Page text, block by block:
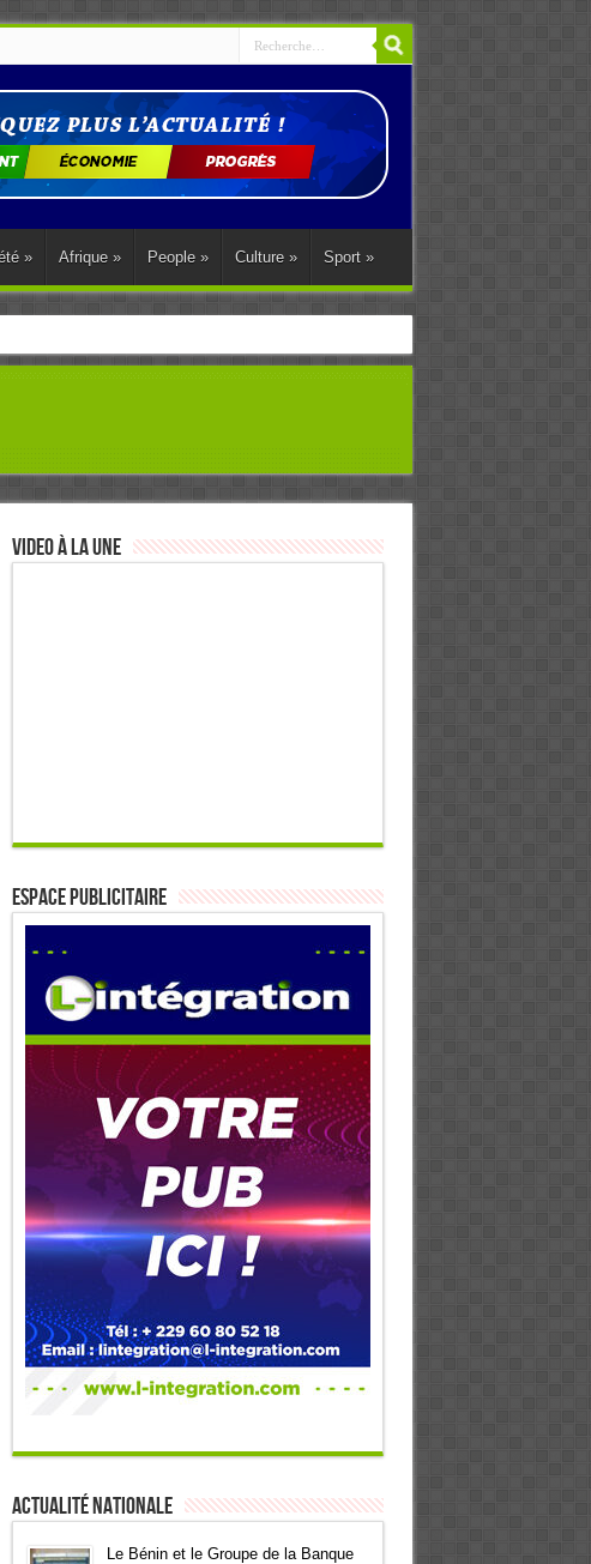
» Afrique » People » Culture » Sport »
réparations
Video à la Une
ESPACE PUBLICITAIRE
Actualité Nationale
Le Bénin et le Groupe de la Banque